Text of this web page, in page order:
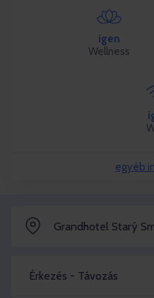
igen
Wellness
egyéb
Grandhotel Starý
Érkezés - Távozás